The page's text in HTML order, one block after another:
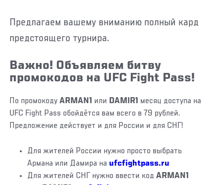
Предлагаем вашему вниманию полный кард
предстоящего турнира.
Важно! Объявляем битву
промокодов на UFC Fight Pass!
По промокодуARMAN1 или DAMIR1 месяц доступа на
UFC Fight Pass обойдётся вам всего в 79 рублей.
Предложение действует и для России и для СНГ!
Для жителей России нужно просто выбрать
Армана или Дамира на ufcfightpass.ru
Для жителей СНГ нужно ввести код ARMAN1